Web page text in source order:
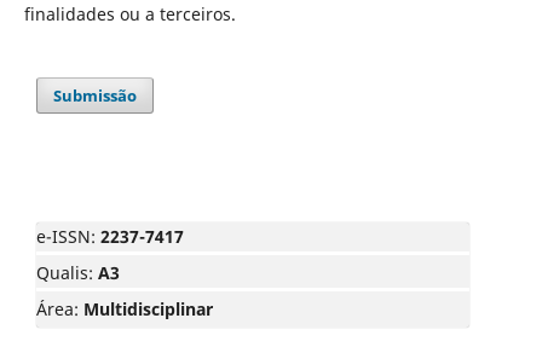
finalidades ou a terceiros.
Submissão
e-ISSN: 2237-7417
Qualis: A3
Área: Multidisciplinar